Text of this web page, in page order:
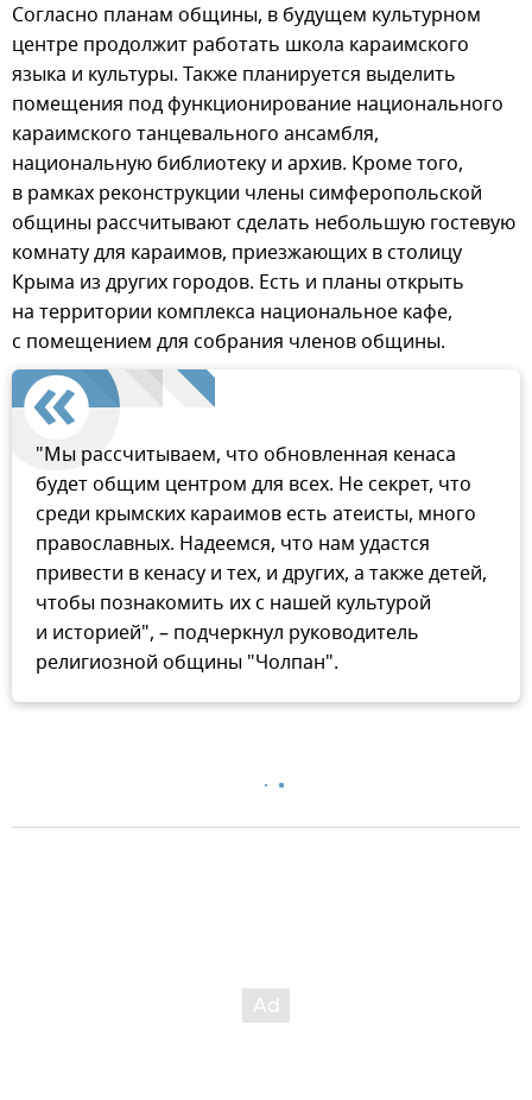
Согласно планам общины, в будущем культурном
центре продолжит работать школа караимского
языка и культуры. Также планируется выделить
помещения под функционирование национального
караимского танцевального ансамбля,
национальную библиотеку и архив. Кроме того,
в рамках реконструкции члены симферопольской
общины рассчитывают сделать небольшую гостевую
комнату для караимов, приезжающих в столицу
Крыма из других городов. Есть и планы открыть
на территории комплекса национальное кафе,
с помещением для собрания членов общины.
"Мы рассчитываем, что обновленная кенаса
будет общим центром для всех. Не секрет, что
среди крымских караимов есть атеисты, много
православных. Надеемся, что нам удастся
привести в кенасу и тех, и других, а также детей,
чтобы познакомить их с нашей культурой
и историей", – подчеркнул руководитель
религиозной общины "Чолпан".